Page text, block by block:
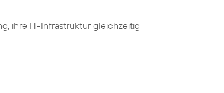
ihre IT-Infrastruktur gleichzeitig